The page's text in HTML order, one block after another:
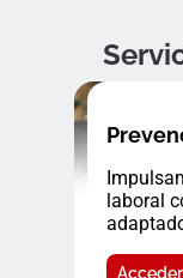
laboral